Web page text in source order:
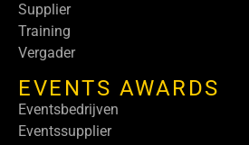
Supplier
Training
Vergader
EVENTS AWARDS
Eventsbedrijven
Eventssupplier